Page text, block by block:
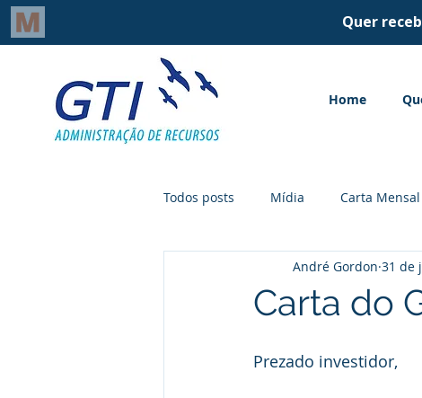
Home
Todos posts Mídia Carta
Carta do
André Gordon 31 de
Prezado investidor,